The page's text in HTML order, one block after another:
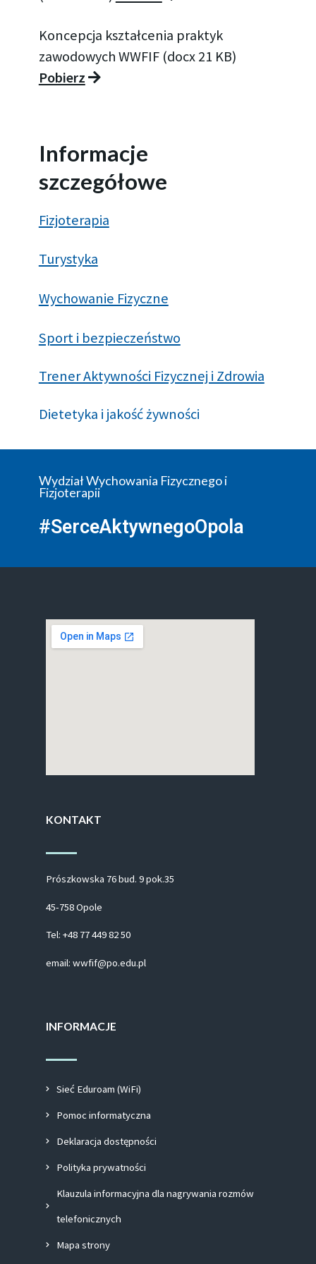
Koncepcja kształcenia praktyk
zawodowych WWFIF (docx 21 KB)
Pobierz
Informacje
szczegółowe
Fizjoterapia
Turystyka
Wychowanie Fizyczne
Sport i bezpieczeństwo
Trener Aktywności Fizycznej i Zdrowia
Dietetyka i jakość żywności
Wydział Wychowania Fizycznego i
Fizjoterapii
#SerceAktywnegoOpola
KONTAKT
Prószkowska 76 bud. 9 pok.35
45-758 Opole
Tel: +48 77 449 82 50
email: wwfif@po.edu.pl
INFORMACJE
Sieć Eduroam (WiFi)
Pomoc informatyczna
Deklaracja dostępności
Polityka prywatności
Klauzula informacyjna dla nagrywania rozmów
telefonicznych
Mapa strony